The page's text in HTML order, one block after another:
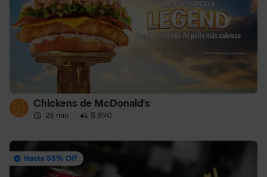
Chickens de McDonald's
25 min · $ 890
Hasta 55% Off